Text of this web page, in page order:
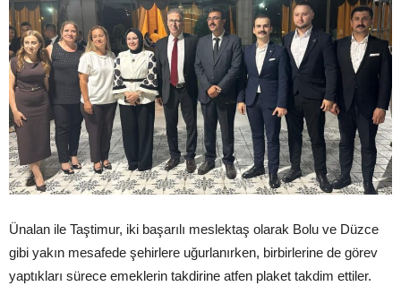
Ünalan ile Taştimur, iki başarılı meslektaş olarak Bolu ve Düzce
gibi yakın mesafede şehirlere uğurlanırken, birbirlerine de görev
yaptıkları sürece emeklerin takdirine atfen plaket takdim ettiler.